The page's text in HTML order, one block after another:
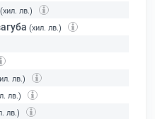
(хил. лв.)
(хил. лв.)
лв.)
лв.)
лв.)